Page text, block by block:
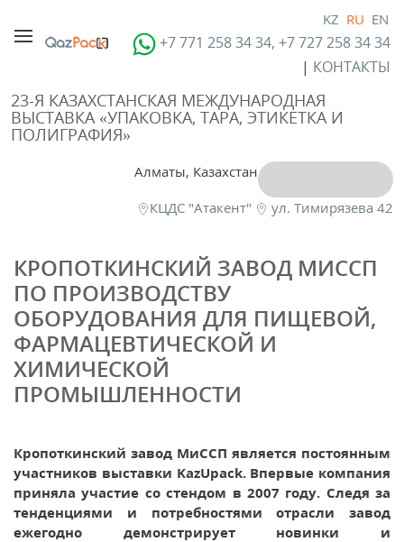
KZ RU EN
+7 771 258 34 34, +7 727 258 34 34
| КОНТАКТЫ
23-Я КАЗАХСТАНСКАЯ МЕЖДУНАРОДНАЯ
ВЫСТАВКА «УПАКОВКА, ТАРА, ЭТИКЕТКА И
ПОЛИГРАФИЯ»
Алматы, Казахстан
КЦДС "Атакент"
ул. Тимирязева 42
КРОПОТКИНСКИЙ ЗАВОД МИССП
ПО ПРОИЗВОДСТВУ
ОБОРУДОВАНИЯ ДЛЯ ПИЩЕВОЙ,
ФАРМАЦЕВТИЧЕСКОЙ И
ХИМИЧЕСКОЙ
ПРОМЫШЛЕННОСТИ
Кропоткинский завод МиССП является постоянным
участников выставки KazUpack. Впервые компания
приняла участие со стендом в 2007 году. Следя за
тенденциями и потребностями отрасли завод
ежегодно демонстрирует новинки и